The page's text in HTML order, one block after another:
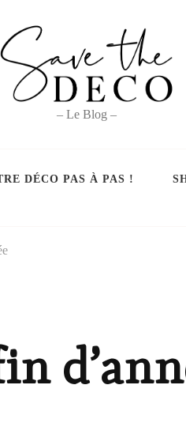
– Le Blog –
DÉCO PAS À PAS !